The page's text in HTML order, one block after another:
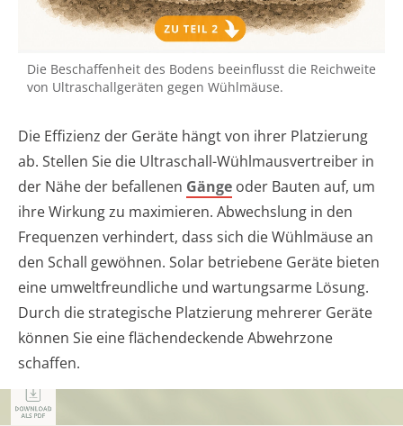
Die Beschaffenheit des Bodens beeinflusst die Reichweite
von Ultraschallgeräten gegen Wühlmäuse.
Die Effizienz der Geräte hängt von ihrer Platzierung
ab. Stellen Sie die Ultraschall-Wühlmausvertreiber in
der Nähe der befallenen Gänge oder Bauten auf, um
ihre Wirkung zu maximieren. Abwechslung in den
Frequenzen verhindert, dass sich die Wühlmäuse an
den Schall gewöhnen. Solar betriebene Geräte bieten
eine umweltfreundliche und wartungsarme Lösung.
Durch die strategische Platzierung mehrerer Geräte
können Sie eine flächendeckende Abwehrzone
schaffen.